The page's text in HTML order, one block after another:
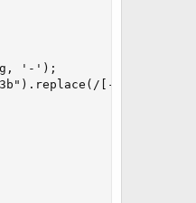
g, '-');
[-—–]/g, '-